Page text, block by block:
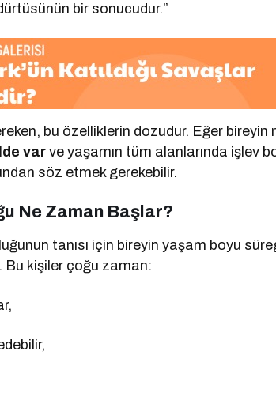
bir sonucudur.”
bu özelliklerin dozudur. Eğer bireyin
var ve yaşamın tüm alanlarında işlev
söz etmek gerekebilir.
Ne Zaman Başlar?
tanısı için bireyin yaşam boyu
kişiler çoğu zaman: